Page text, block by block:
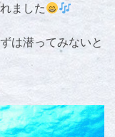
ました
は潜ってみないと